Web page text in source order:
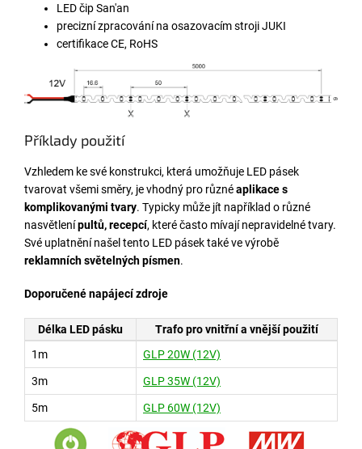
LED čip San'an
precizní zpracování na osazovacím stroji JUKI
certifikace CE, RoHS
Příklady použití
Vzhledem ke své konstrukci, která umožňuje LED pásek
tvarovat všemi směry, je vhodný pro různéaplikace s
komplikovanými tvary. Typicky může jít například o různé
nasvětlenípultů, recepcí, které často mívají nepravidelné tvary.
Své uplatnění našel tento LED pásek také ve výrobě
reklamních světelných písmen.
Doporučené napájecí zdroje
Délka LED pásku
Trafo pro vnitřní a vnější použití
1m
GLP 20W (12V)
3m GLP 35W (12V)
5m GLP 60W (12V)